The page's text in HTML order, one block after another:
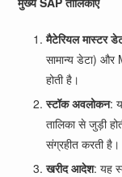
मैटेरियल मास्टर
सामान्य डेटा) और
होती है।
स्टॉक अवलोकन:
तालिका से जुड़ी
संग्रहीत करती है।
खरीद आदेश: यह